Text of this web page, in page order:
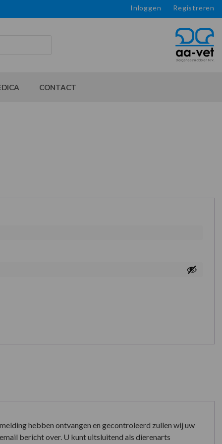
Inloggen Registreren
CONTACT
hebben ontvangen en gecontroleerd zullen wij uw
bericht over. U kunt uitsluitend als dierenarts